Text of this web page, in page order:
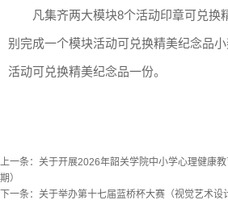
凡集齐两大模块8个活动印章可兑换
别完成一个模块活动可兑换精美纪念品
活动可兑换精美纪念品一份。
上一条： 关于开展2026年韶关学院中小学心理健康
期）
下一条： 关于举办第十七届蓝桥杯大赛（视觉艺术设